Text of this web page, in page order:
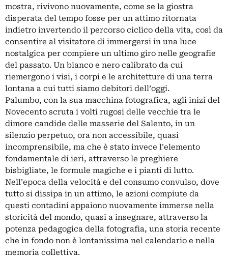
mostra, rivivono nuovamente, come se la giostra
disperata del tempo fosse per un attimo ritornata
indietro invertendo il percorso ciclico della vita, così da
consentire al visitatore di immergersi in una luce
nostalgica per compiere un ultimo giro nelle geografie
del passato. Un bianco e nero calibrato da cui
riemergono i visi, i corpi e le architetture di una terra
lontana a cui tutti siamo debitori dell’oggi.
Palumbo, con la sua macchina fotografica, agli inizi del
Novecento scruta i volti rugosi delle vecchie tra le
dimore candide delle masserie del Salento, in un
silenzio perpetuo, ora non accessibile, quasi
incomprensibile, ma che è stato invece l’elemento
fondamentale di ieri, attraverso le preghiere
bisbigliate, le formule magiche e i pianti di lutto.
Nell’epoca della velocità e del consumo convulso, dove
tutto si dissipa in un attimo, le azioni compiute da
questi contadini appaiono nuovamente immerse nella
storicità del mondo, quasi a insegnare, attraverso la
potenza pedagogica della fotografia, una storia recente
che in fondo non è lontanissima nel calendario e nella
memoria collettiva.